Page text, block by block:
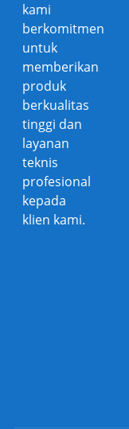
kami
berkomitmen
untuk
memberikan
produk
berkualitas
tinggi dan
layanan
teknis
profesional
kepada
klien kami.